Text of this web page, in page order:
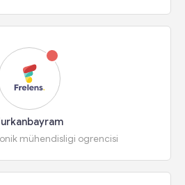
mühendisligi ogrencisi